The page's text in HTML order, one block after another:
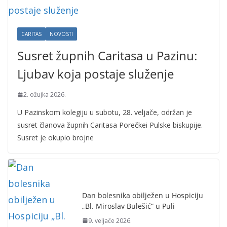
CARITAS NOVOSTI
Susret župnih Caritasa u Pazinu:
Ljubav koja postaje služenje
2. ožujka 2026.
U Pazinskom kolegiju u subotu, 28. veljače, održan je
susret članova župnih Caritasa Porečkei Pulske biskupije.
Susret je okupio brojne
Dan bolesnika obilježen u Hospiciju
„Bl. Miroslav Bulešić“ u Puli
9. veljače 2026.